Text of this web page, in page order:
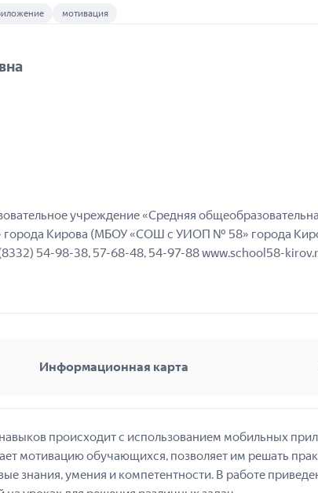
учреждение «Средняя
Кирова (МБОУ «СОШ с УИОП № 58» города
54-98-38, 57-68-48, 54-97-88 www.school58-
мотивация
Информационная карта
происходит с использованием мобильных
мотивацию обучающихся, позволяет им решать
знания, умения и компетентности. В работе